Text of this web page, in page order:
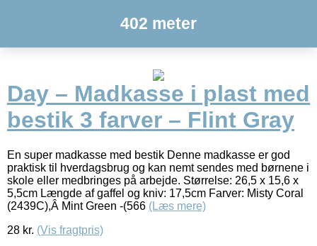
402 meter
Day – Madkasse i plast med
bestik 3 farver – Flint Gray
En super madkasse med bestik Denne madkasse er god
praktisk til hverdagsbrug og kan nemt sendes med børnene i
skole eller medbringes på arbejde. Størrelse: 26,5 x 15,6 x
5,5cm Længde af gaffel og kniv: 17,5cm Farver: Misty Coral
(2439C),Â Mint Green -(566 (Læs mere)
28 kr. (Vis fragtpris)